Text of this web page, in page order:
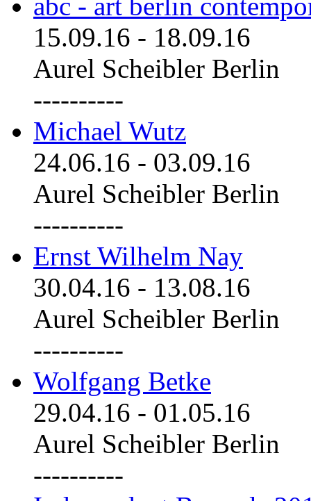
15.09.16 - 18.09.16
Aurel Scheibler Berlin
----------
Michael Wutz
24.06.16 - 03.09.16
Aurel Scheibler Berlin
----------
Ernst Wilhelm Nay
30.04.16 - 13.08.16
Aurel Scheibler Berlin
----------
Wolfgang Betke
29.04.16 - 01.05.16
Aurel Scheibler Berlin
----------